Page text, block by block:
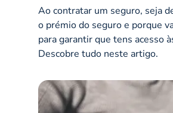
Ao contratar um seguro, seja
o prémio do seguro e porque
para garantir que tens acesso
Descobre tudo neste artigo.